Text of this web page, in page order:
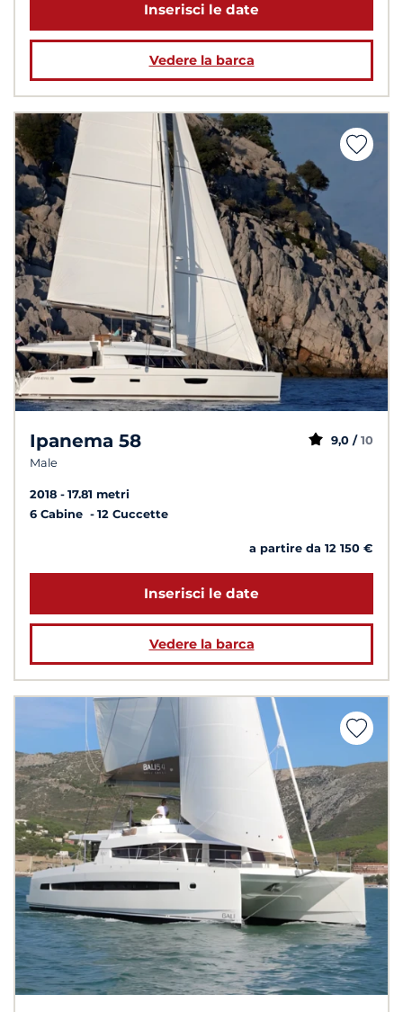
Inserisci le date
Vedere la barca
Ipanema 58
Male
9,0 / 10
2018
17.81 metri
6 Cabine
12 Cuccette
a partire da 12 150 €
Inserisci le date
Vedere la barca